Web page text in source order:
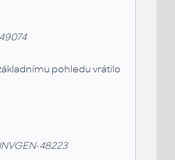
pohledu vrátilo
INVGEN-48223